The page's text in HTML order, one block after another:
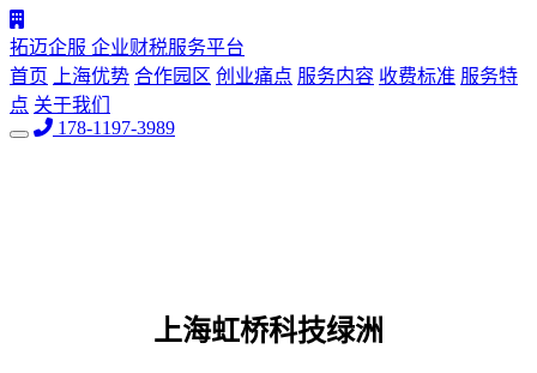
拓迈企服 企业财税服务平台
首页
上海优势 合作园区 创业痛点 服务内容 收费标准 服务特
点 关于我们
178-1197-3989
上海虹桥科技绿洲